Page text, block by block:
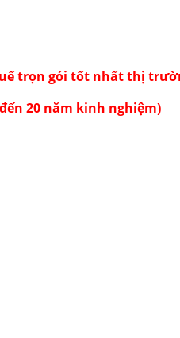
trọn gói tốt nhất thị
20 năm kinh nghiệm)